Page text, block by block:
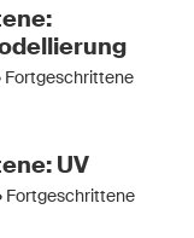
Fortgeschrittene
UV
Fortgeschrittene